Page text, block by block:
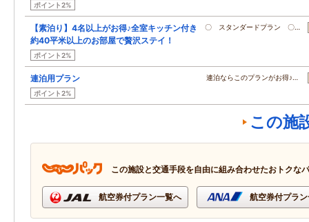
ポイント2%
【素泊り】4名以上がお得♪全室キッチン付き
約40平米以上のお部屋で贅沢ステイ！
ポイント2%
〇 スタンダードプラン 〇…
連泊用プラン
ポイント2%
連泊ならこのプランがお得♪…
この施
この施設と交通手段を自由に組み合わせたおトクな
航空券付プラン一覧へ 航空券付プラ